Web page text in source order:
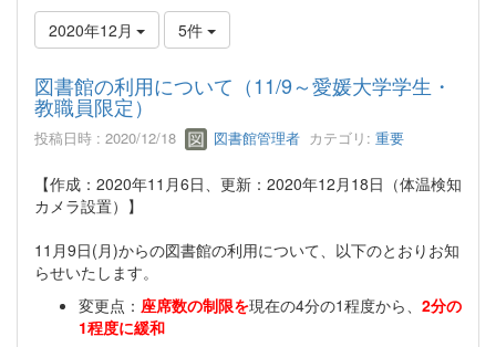
2020年12月 5件
図書館の利用について（11/9～愛媛大学学生・
教職員限定）
投稿日時 : 2020/12/18 図書館管理者 カテゴリ: 重要
【作成：2020年11月6日、更新：2020年12月18日（体温検知
カメラ設置）】
11月9日(月)からの図書館の利用について、以下のとおりお知
らせいたします。
変更点： 座席数の制限を現在の4分の1程度から、 2分の
1程度に緩和